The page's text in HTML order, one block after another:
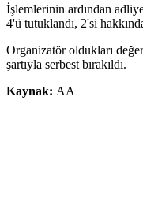
İşlemlerinin ardından
4'ü tutuklandı, 2'si
Organizatör oldukları
şartıyla serbest bırakıldı.
Kaynak: AA